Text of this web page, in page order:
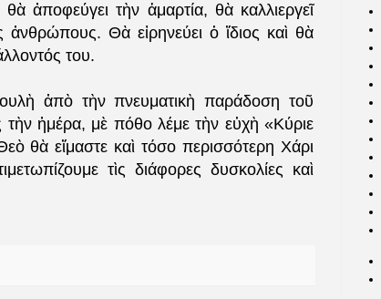
ἀποφεύγει τὴν ἁμαρτία, θὰ καλλιεργεῖ
Θὰ εἰρηνεύει ὁ ἴδιος καὶ θὰ
του.
ἀπὸ τὴν πνευματικὴ παράδοση τοῦ
ἡμέρα, μὲ πόθο λέμε τὴν εὐχὴ «Κύριε
θὰ εἴμαστε καὶ τόσο περισσότερη Χάρι
τὶς διάφορες δυσκολίες καὶ